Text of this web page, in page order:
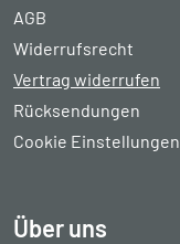
AGB
Widerrufsrecht
Vertrag widerrufen
Rücksendungen
Cookie Einstellungen
Über uns